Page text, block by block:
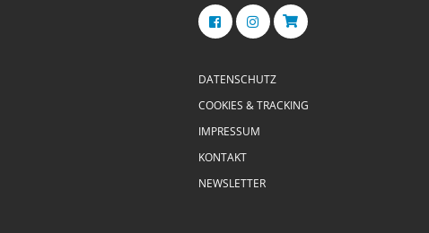
DATENSCHUTZ
COOKIES & TRACKING
IMPRESSUM
KONTAKT
NEWSLETTER